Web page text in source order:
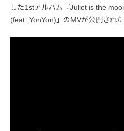
した1stアルバム『Juliet is the
(feat. YonYon)」のMVが公開された